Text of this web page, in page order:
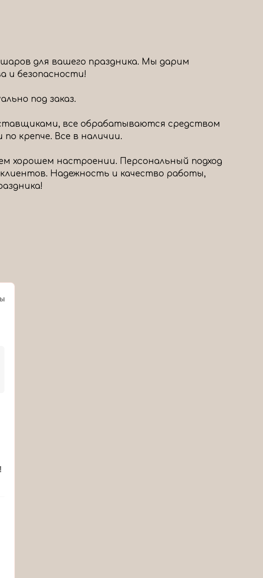
для вашего праздника. Мы дарим
и безопасности!
под заказ.
все обрабатываются средством
крепче. Все в наличии.
хорошем настроении. Персональный подход
Надежность и качество работы,